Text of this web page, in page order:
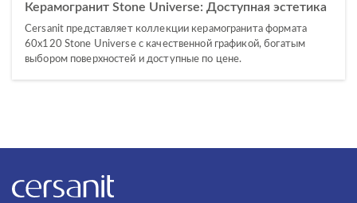
Керамогранит Stone Universe: Доступная эстетика
Cersanit представляет коллекции керамогранита формата
60х120 Stone Universe с качественной графикой, богатым
выбором поверхностей и доступные по цене.